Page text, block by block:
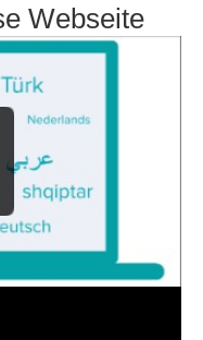
Webseite